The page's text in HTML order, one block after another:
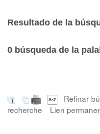
Resultado de la
0 búsqueda de la
Refinar
recherche
Lien